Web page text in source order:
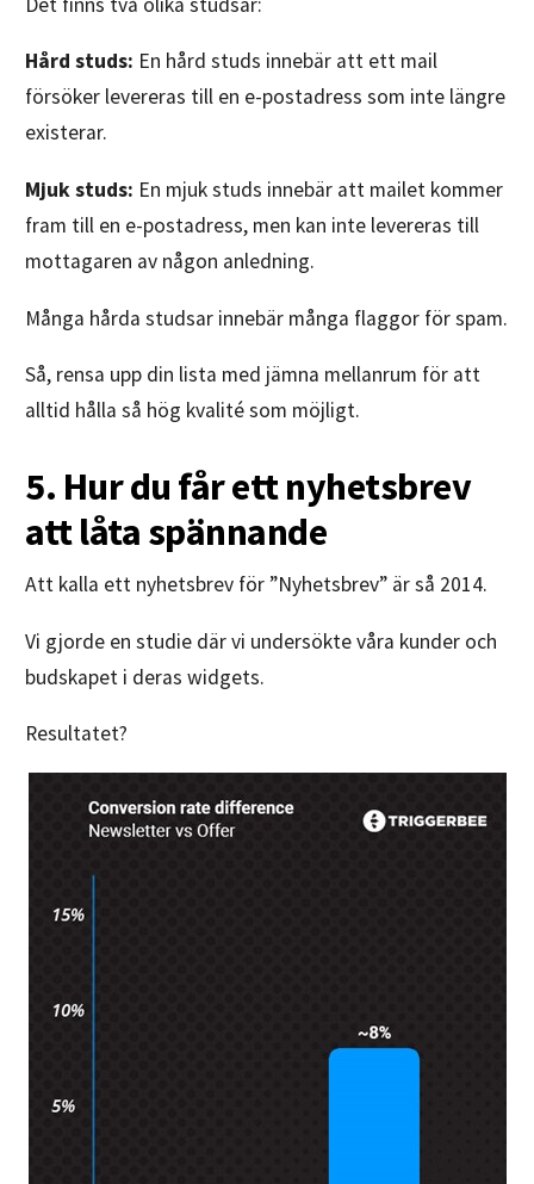
Hård studs: En hård studs innebär att ett mail
försöker levereras till en e-postadress som inte längre
existerar.
Mjuk studs: En mjuk studs innebär att mailet kommer
fram till en e-postadress, men kan inte levereras till
mottagaren av någon anledning.
Många hårda studsar innebär många flaggor för spam.
Så, rensa upp din lista med jämna mellanrum för att
alltid hålla så hög kvalité som möjligt.
5. Hur du får ett nyhetsbrev
att låta spännande
Att kalla ett nyhetsbrev för ”Nyhetsbrev” är så 2014.
Vi gjorde en studie där vi undersökte våra kunder och
budskapet i deras widgets.
Resultatet?